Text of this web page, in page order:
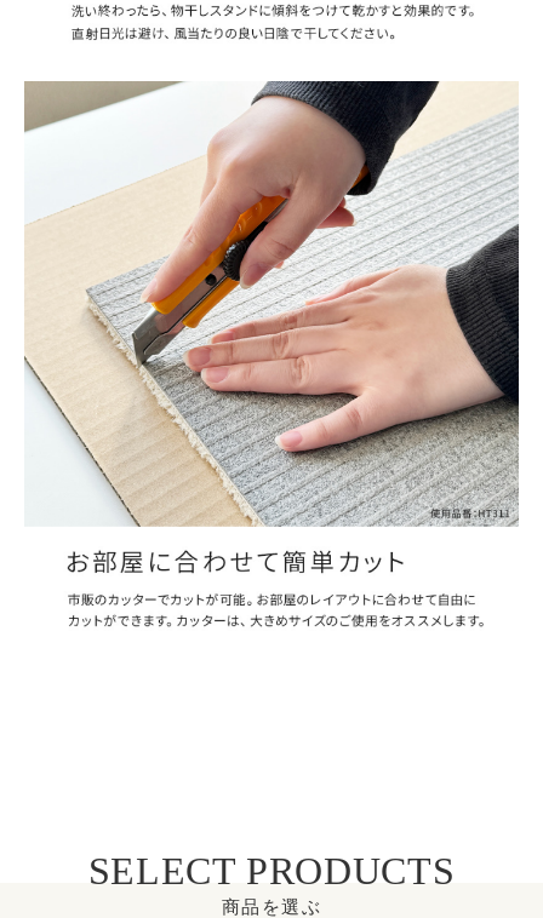
SELECT PRODUCTS
商品を選ぶ